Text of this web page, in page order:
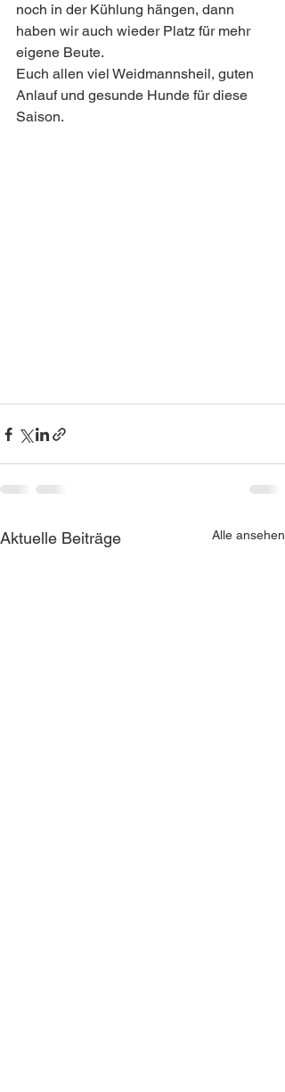
noch in der Kühlung hängen, dann
haben wir auch wieder Platz für mehr
eigene Beute.
Euch allen viel Weidmannsheil, guten
Anlauf und gesunde Hunde für diese
Saison.
Aktuelle Beiträge Alle ansehen